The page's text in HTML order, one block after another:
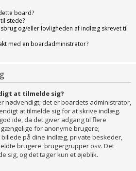
board?
stede?
og/eller lovligheden af indlæg skrevet til
med en boardadministrator?
at tilmelde sig?
nødvendigt; det er boardets administrator,
at tilmelde sig for at skrive indlæg.
ide, da det giver adgang til flere
for anonyme brugere;
på dine indlæg, private beskeder,
brugere, brugergrupper osv. Det
sig, og det tager kun et øjeblik.